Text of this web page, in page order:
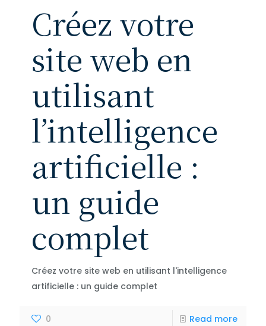
Créez votre
site web en
utilisant
l’intelligence
artificielle :
un guide
complet
Créez votre site web en utilisant l'intelligence
artificielle : un guide complet
0 Read more